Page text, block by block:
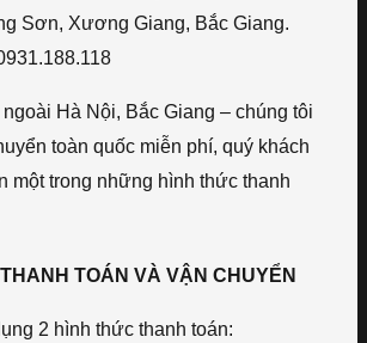
Sơn, Xương Giang, Bắc Giang.
Hà Nội, Bắc Giang – chúng tôi
toàn quốc miễn phí, quý khách
một trong những hình thức thanh
THANH TOÁN VÀ VẬN CHUYỂN
2 hình thức thanh toán: